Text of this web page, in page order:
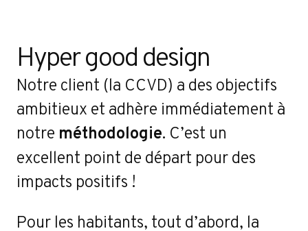
Hyper good design
Notre client (la CCVD) a des objectifs
ambitieux et adhère immédiatement à
notre méthodologie. C’est un
excellent point de départ pour des
impacts positifs !
Pour les habitants, tout d’abord, la